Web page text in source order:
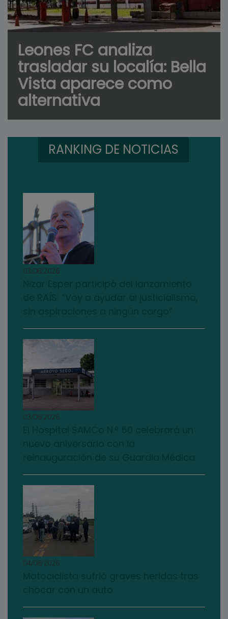
Leones FC analiza
trasladar su localía: Bella
Vista aparece como
alternativa
RANKING DE NOTICIAS
03/08/2026
03/08/2026
04/08/2026